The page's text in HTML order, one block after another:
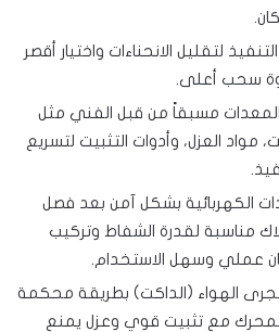
لتقليل الانحناءات واختيار أقصر
سحب أعلى.
مسبقاً من قبل الفني مثل
مواد العزل، وأدوات التثبيت لتسريع
الكهربائية بشكل آمن بعد فصل
مناسبة لقدرة الشفاط وتركيب
عملي وسهل الاستخدام.
الهواء (الداكت) بطريقة محكمة
مع تثبيت قوي وعزل يمنع